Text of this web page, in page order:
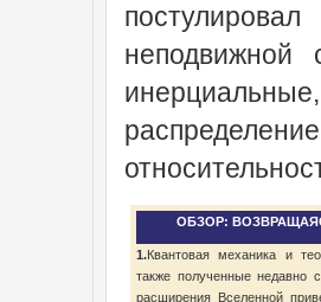
неподвижной
ОБЗОР:
1.Квантовая механика и
также полученные недавно
расширения Вселенной